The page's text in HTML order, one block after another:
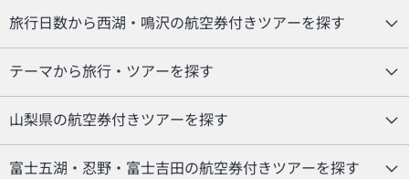
旅行日数から西湖・鳴沢の航空券付きツアーを探す
テーマから旅行・ツアーを探す
山梨県の航空券付きツアーを探す
富士五湖・忍野・富士吉田の航空券付きツアーを探す